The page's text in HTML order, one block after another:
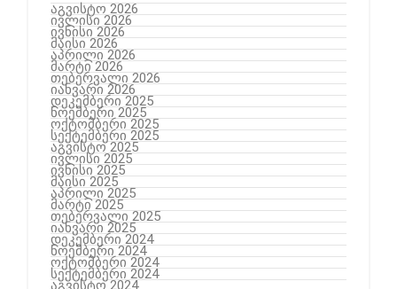
აგვისტო 2026
ივლისი 2026
ივნისი 2026
მაისი 2026
აპრილი 2026
მარტი 2026
თებერვალი 2026
იანვარი 2026
დეკემბერი 2025
ნოემბერი 2025
ოქტომბერი 2025
სექტემბერი 2025
აგვისტო 2025
ივლისი 2025
ივნისი 2025
მაისი 2025
აპრილი 2025
მარტი 2025
თებერვალი 2025
იანვარი 2025
დეკემბერი 2024
ნოემბერი 2024
ოქტომბერი 2024
სექტემბერი 2024